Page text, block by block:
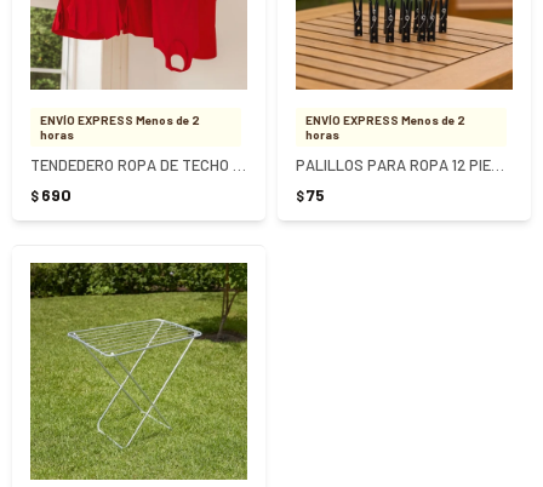
ENVÍO EXPRESS Menos de 2
horas
$ 690
ENVÍO EXPRESS Menos de 2
horas
$75